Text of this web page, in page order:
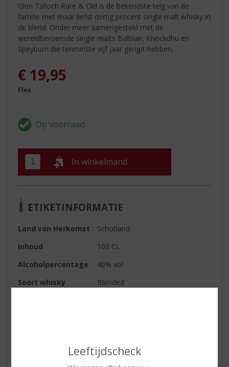
Leeftijdscheck
Glen Talloch Rare & Old is de bekendste telg van de
familie met maar liefst dertig procent single malt whisky in
de blend. Onder meer samengesteld met de
wereldberoemde single malts Balblair, Knockdhu en
Speyburn die tenminste vijf jaar gerijpt hebben.
€ 19,95
Fles
In winkelmand
ETIKETINFORMATIE
Land van Herkomst
Schotland
Inhoud
100 CL
Alcoholpercentage
40% vol
Soort whisky
Blended
citrus, specerijen en toffee
mooie, volle ronde blend met